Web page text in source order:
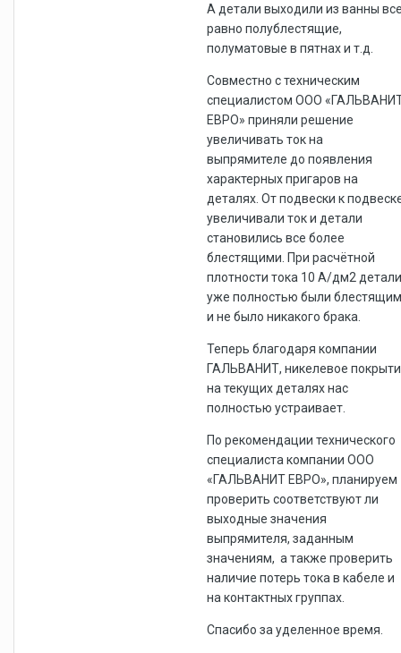
А детали выходили из ванны
равно полублестящие,
полуматовые в пятнах и т.д.
Совместно с техническим
специалистом ООО
ЕВРО» приняли решение
увеличивать ток на
выпрямителе до появления
характерных пригаров на
деталях. От подвески к
увеличивали ток и детали
становились все более
блестящими. При расчётной
плотности тока 10 А/дм2 детали
уже полностью были
и не было никакого брака.
Теперь благодаря компании
ГАЛЬВАНИТ, никелевое
на текущих деталях нас
полностью устраивает.
По рекомендации технического
специалиста компании ООО
«ГАЛЬВАНИТ ЕВРО», планируем
проверить соответствуют ли
выходные значения
выпрямителя, заданным
значениям, а также проверить
наличие потерь тока в кабеле и
на контактных группах.
Спасибо за уделенное время.